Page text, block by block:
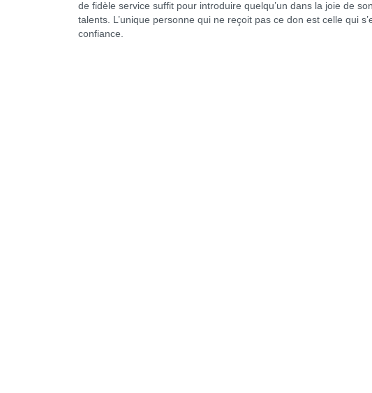
de fidèle service suffit pour introduire quelqu’un dans la joie de
talents. L’unique personne qui ne reçoit pas ce don est celle qui
confiance.